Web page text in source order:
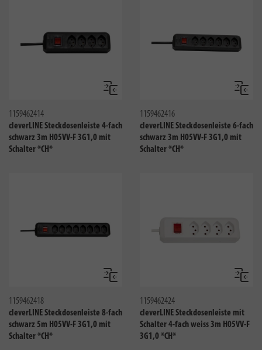
Vergleichen
1159462414
cleverLINE Steckdosenleiste 4-fach
schwarz 3m H05VV-F 3G1,0 mit
Schalter *CH*
1159462416
cleverLINE Steckdosenleiste 6-fach
schwarz 3m H05VV-F 3G1,0 mit
Schalter *CH*
Vergleichen
1159462418
cleverLINE Steckdosenleiste 8-fach
schwarz 5m H05VV-F 3G1,0 mit
Schalter *CH*
1159462424
cleverLINE Steckdosenleiste mit
Schalter 4-fach weiss 3m H05VV-F
3G1,0 *CH*